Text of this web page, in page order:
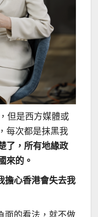
但是西方媒體或
每次都是抹黑我
了，所有地緣政
來的。
擔心香港會失去我